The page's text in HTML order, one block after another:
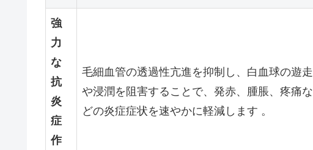
強
力
な
抗
炎
症
作
毛細血管の透過性亢進を抑制し、白血球の遊走
や浸潤を阻害することで、発赤、腫脹、疼痛な
どの炎症症状を速やかに軽減します 。